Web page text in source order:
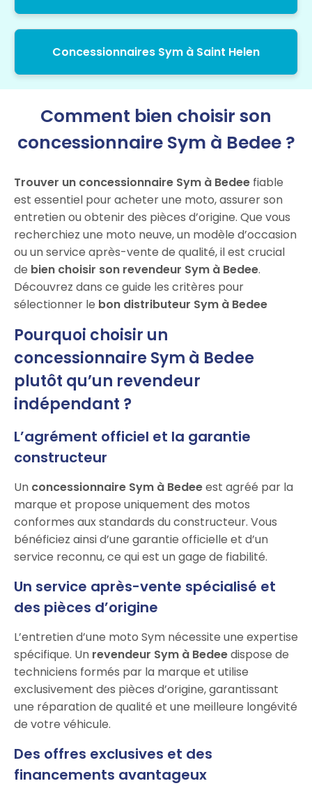
Concessionnaires Sym à Saint Helen
Comment bien choisir son
concessionnaire Sym à Bedee ?
Trouver un concessionnaire Sym à Bedee fiable
est essentiel pour acheter une moto, assurer son
entretien ou obtenir des pièces d’origine. Que vous
recherchiez une moto neuve, un modèle d’occasion
ou un service après-vente de qualité, il est crucial
de bien choisir son revendeur Sym à Bedee.
Découvrez dans ce guide les critères pour
sélectionner le bon distributeur Sym à Bedee
Pourquoi choisir un
concessionnaire Sym à Bedee
plutôt qu’un revendeur
indépendant ?
L’agrément officiel et la garantie
constructeur
Un concessionnaire Sym à Bedeeest agréé par la
marque et propose uniquement des motos
conformes aux standards du constructeur. Vous
bénéficiez ainsi d’une garantie officielle et d’un
service reconnu, ce qui est un gage de fiabilité.
Un service après-vente spécialisé et
des pièces d’origine
L’entretien d’une moto Sym nécessite une expertise
spécifique. Un revendeur Sym à Bedeedispose de
techniciens formés par la marque et utilise
exclusivement des pièces d’origine, garantissant
une réparation de qualité et une meilleure longévité
de votre véhicule.
Des offres exclusives et des
financements avantageux